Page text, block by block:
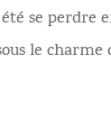
se perdre
le charme